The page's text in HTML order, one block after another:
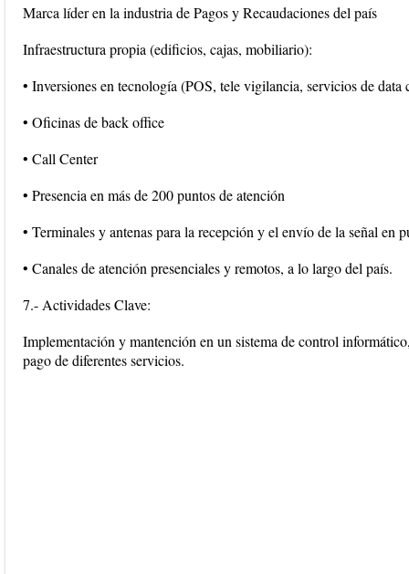
Marca líder en la industria de Pagos y Recaudaciones del país
Infraestructura propia (edificios, cajas, mobiliario):
• Inversiones en tecnología (POS, tele vigilancia, servicios de data
• Oficinas de back office
• Call Center
• Presencia en más de 200 puntos de atención
• Terminales y antenas para la recepción y el envío de la señal en
• Canales de atención presenciales y remotos, a lo largo del país.
7.- Actividades Clave:
Implementación y mantención en un sistema de control
pago de diferentes servicios.